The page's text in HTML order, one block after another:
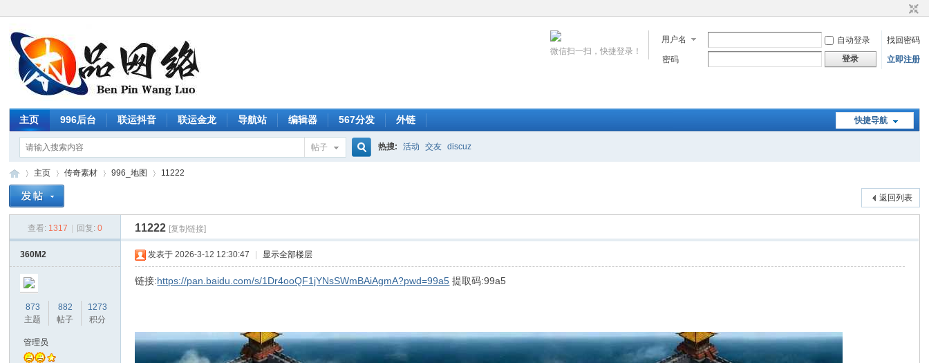
用户名 自动登录
找回密码
密码
登录 立即注册
微信扫一扫，快捷登录！
快捷导航
主页 996后台 联运抖音 联运金龙 导航站 编辑器 567分发 外链
帖子 热搜: 活动 交友 discuz
主页
›
传奇素材
›
996_地图
›
11222
返回列表
查看: 1317 回复: 0 11222 [复制链接]
360M2
873
主题
882
帖子
1273
积分
管理员
发表于 2026-3-12 12:30:47 显示全部楼层
链接:https://pan.baidu.com/s/1Dr4ooQF1jYNsSWmBAiAgmA?pwd=99a5 提取码:99a5